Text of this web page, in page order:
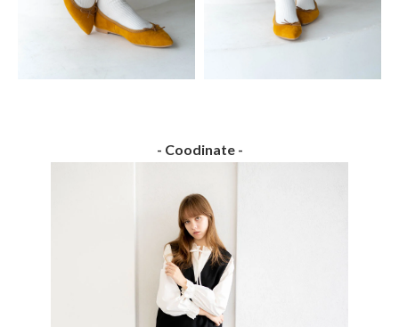
- Coodinate -